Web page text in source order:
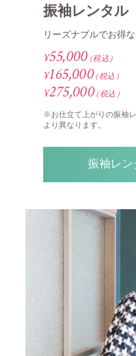
振袖レンタル
リーズナブルでお得
¥55,000（税込）
¥165,000（税込）
¥275,000（税込）
※お仕立て上がりの振袖
より異なります。
振袖レ